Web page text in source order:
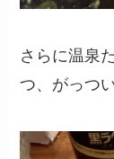
さらに温泉
つ、がっつ